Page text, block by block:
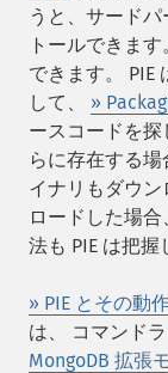
うと、サード
トールできま
できます。 PIE
して、 »
ースコードを
らに存在する
イナリもダウ
ロードした場
法も PIE は把握
» PIE とその動
は、 コマンド
MongoDB 拡張